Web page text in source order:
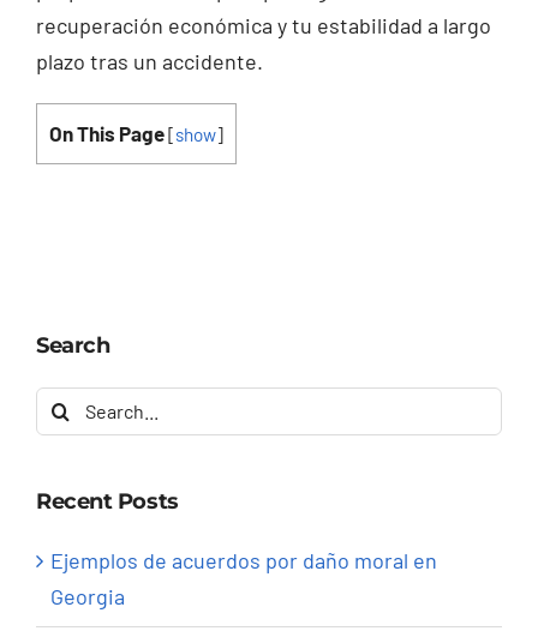
recuperación económica y tu estabilidad a largo
plazo tras un accidente.
On This Page[show]
Search
Search
for:
Recent Posts
Ejemplos de acuerdos por daño moral en
Georgia